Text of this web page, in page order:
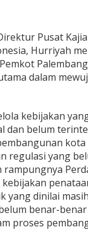
Pusat
Hurriyah
dalam
kebijakan
dan belum
kota
regulasi yang
yang dinilai
benar-
proses